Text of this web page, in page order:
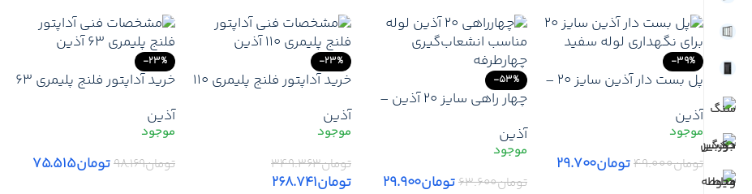
-39%
پل بست دار آذین سایز ۲۰ –
سیستم‌های لوله‌کشی
آذین
تومان۴۹.۰۰۰تومان۲۹.۷۰۰
-53%
چهار راهی سایز 20 آذین –
پروژه‌های ساختمانی
آذین
تومان۶۳.۶۰۰تومان۲۹.۹۰۰
-23%
خرید آداپتور فلنج پلیمری 110
فوری
آذین
تومان۳۴۹.۳۶۳
تومان۲۶۸.۷۴۱
-23%
خرید آداپتور فلنج پلیمری 63
پلیمری آذین + ضمانت
اصالت + ارسال فوری
آذین
تومان۹۸.۱۶۹تومان۷۵.۵۱۵